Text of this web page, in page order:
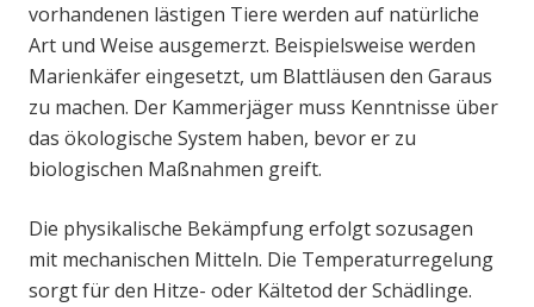
vorhandenen lästigen Tiere werden auf natürliche
Art und Weise ausgemerzt. Beispielsweise werden
Marienkäfer eingesetzt, um Blattläusen den Garaus
zu machen. Der Kammerjäger muss Kenntnisse über
das ökologische System haben, bevor er zu
biologischen Maßnahmen greift.
Die physikalische Bekämpfung erfolgt sozusagen
mit mechanischen Mitteln. Die Temperaturregelung
sorgt für den Hitze- oder Kältetod der Schädlinge.